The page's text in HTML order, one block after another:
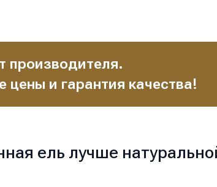
производителя.
и гарантия качества!
ель лучше